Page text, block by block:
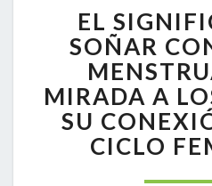
A
EL
SOÑAR
MIRADA A
SU
CICLO